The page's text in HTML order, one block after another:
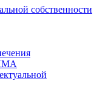
собственности